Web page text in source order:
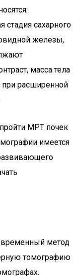
стадия сахарного
железы,
масса тела
при расширенной
МРТ почек
имеется
метод
томографию